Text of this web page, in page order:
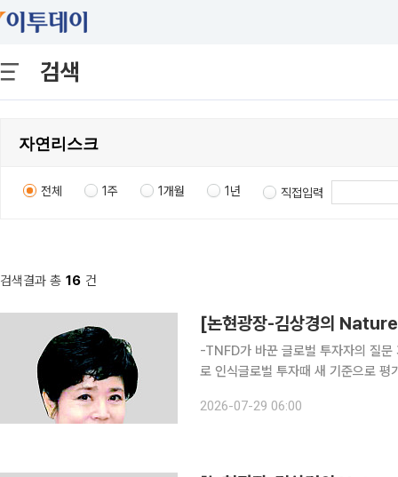
검색
전체 1주 1개월 1년 직접입력
검색결과 총 16 건
[논현광장-김상경의
-TNFD가 바꾼 글로벌 투자자의 질문 기업가치 정하는 재무 요소로 등장환경문제 넘어 경영 사안으
로 인식글로벌 투자때 새 기준으로 평가해 최근 글로벌 투자자들이 기업을 만날 때 던
물었다. 그러나 이제는 기업의 거버넌
2026-07-29 06:00